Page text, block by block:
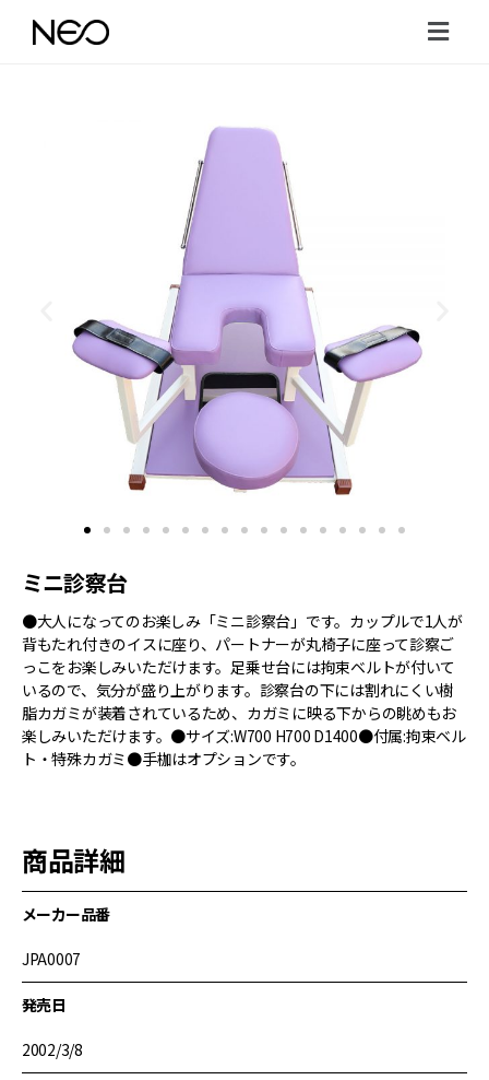
ミニ診察台
●大人になってのお楽しみ「ミニ診察台」です。カップルで1人が
背もたれ付きのイスに座り、パートナーが丸椅子に座って診察ご
っこをお楽しみいただけます。足乗せ台には拘束ベルトが付いて
いるので、気分が盛り上がります。診察台の下には割れにくい樹
脂カガミが装着されているため、カガミに映る下からの眺めもお
楽しみいただけます。●サイズ:W700 H700 D1400●付属:拘束ベル
ト・特殊カガミ●手枷はオプションです。
商品詳細
メーカー品番
JPA0007
発売日
2002/3/8